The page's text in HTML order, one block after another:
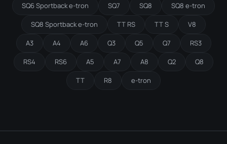
SQ6 Sportback e-tron SQ7 SQ8 SQ8 e-tron
SQ8 Sportback e-tron TT RS TT S V8
A3 A4 A6 Q3 Q5 Q7 RS3
RS4 RS6 A5 A7 A8 Q2 Q8
TT R8 e-tron